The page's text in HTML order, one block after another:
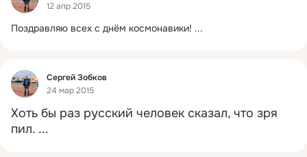
12 апр 2015
Поздравляю всех с днём космонавики! ...
Фид
Сергей Зобков
24 мар 2015
Хоть бы раз русский человек сказал, что зря
пил. ...